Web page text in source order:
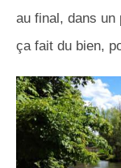
au final, dans un
ça fait du bien,